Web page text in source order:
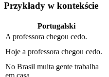
Przykłady w kontekście
Portugalski
A professora chegou cedo.
Hoje a professora chegou cedo.
No Brasil muita gente trabalha
em casa.